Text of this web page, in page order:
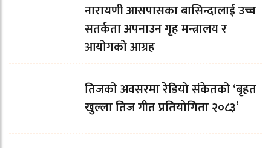
नारायणी आसपासका बासिन्दालाई उच्च
सतर्कता अपनाउन गृह मन्त्रालय र
आयोगको आग्रह
तिजको अवसरमा रेडियो संकेतको ‘बृहत
खुल्ला तिज गीत प्रतियोगिता २०८३’